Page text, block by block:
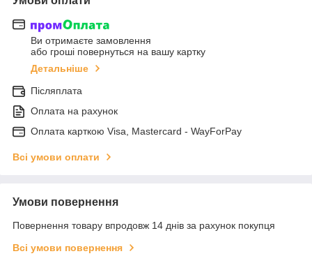
Ви отримаєте замовлення
або гроші повернуться на вашу картку
Детальніше
Післяплата
Оплата на рахунок
Оплата карткою Visa, Mastercard - WayForPay
Всі умови оплати
Умови повернення
Повернення товару впродовж 14 днів за рахунок покупця
Всі умови повернення